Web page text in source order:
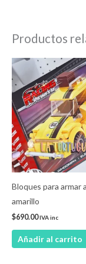
Productos
Bloques para armar
amarillo
$690.00IVA inc
Añadir al carrito